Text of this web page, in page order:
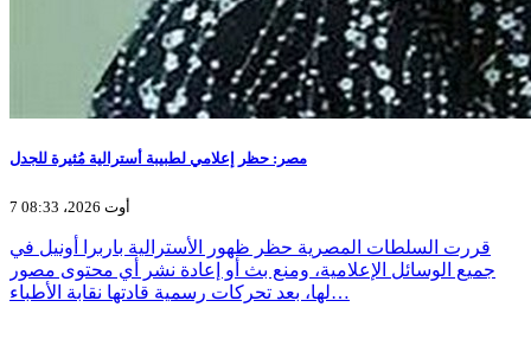
مصر: حظر إعلامي لطبيبة أسترالية مُثيرة للجدل
7 أوت 2026، 08:33
قررت السلطات المصرية حظر ظهور الأسترالية باربرا أونيل في
جميع الوسائل الإعلامية، ومنع بث أو إعادة نشر أي محتوى مصور
لها، بعد تحركات رسمية قادتها نقابة الأطباء…